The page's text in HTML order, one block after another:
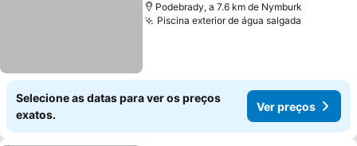
Podebrady, a 7.6 km de Nymburk
Piscina exterior de água salgada
Selecione as datas para ver os preços
exatos.
Ver preços